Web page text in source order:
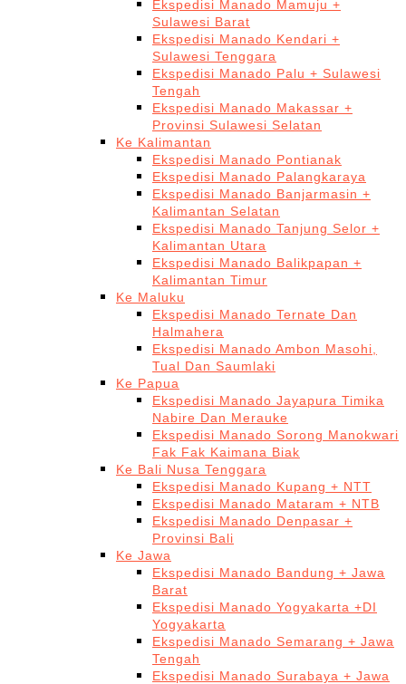
Ekspedisi Manado Mamuju +
Sulawesi Barat
Ekspedisi Manado Kendari +
Sulawesi Tenggara
Ekspedisi Manado Palu + Sulawesi
Tengah
Ekspedisi Manado Makassar +
Provinsi Sulawesi Selatan
Ke Kalimantan
Ekspedisi Manado Pontianak
Ekspedisi Manado Palangkaraya
Ekspedisi Manado Banjarmasin +
Kalimantan Selatan
Ekspedisi Manado Tanjung Selor +
Kalimantan Utara
Ekspedisi Manado Balikpapan +
Kalimantan Timur
Ke Maluku
Ekspedisi Manado Ternate Dan
Halmahera
Ekspedisi Manado Ambon Masohi,
Tual Dan Saumlaki
Ke Papua
Ekspedisi Manado Jayapura Timika
Nabire Dan Merauke
Ekspedisi Manado Sorong Manokwari
Fak Fak Kaimana Biak
Ke Bali Nusa Tenggara
Ekspedisi Manado Kupang + NTT
Ekspedisi Manado Mataram + NTB
Ekspedisi Manado Denpasar +
Provinsi Bali
Ke Jawa
Ekspedisi Manado Bandung + Jawa
Barat
Ekspedisi Manado Yogyakarta +DI
Yogyakarta
Ekspedisi Manado Semarang + Jawa
Tengah
Ekspedisi Manado Surabaya + Jawa